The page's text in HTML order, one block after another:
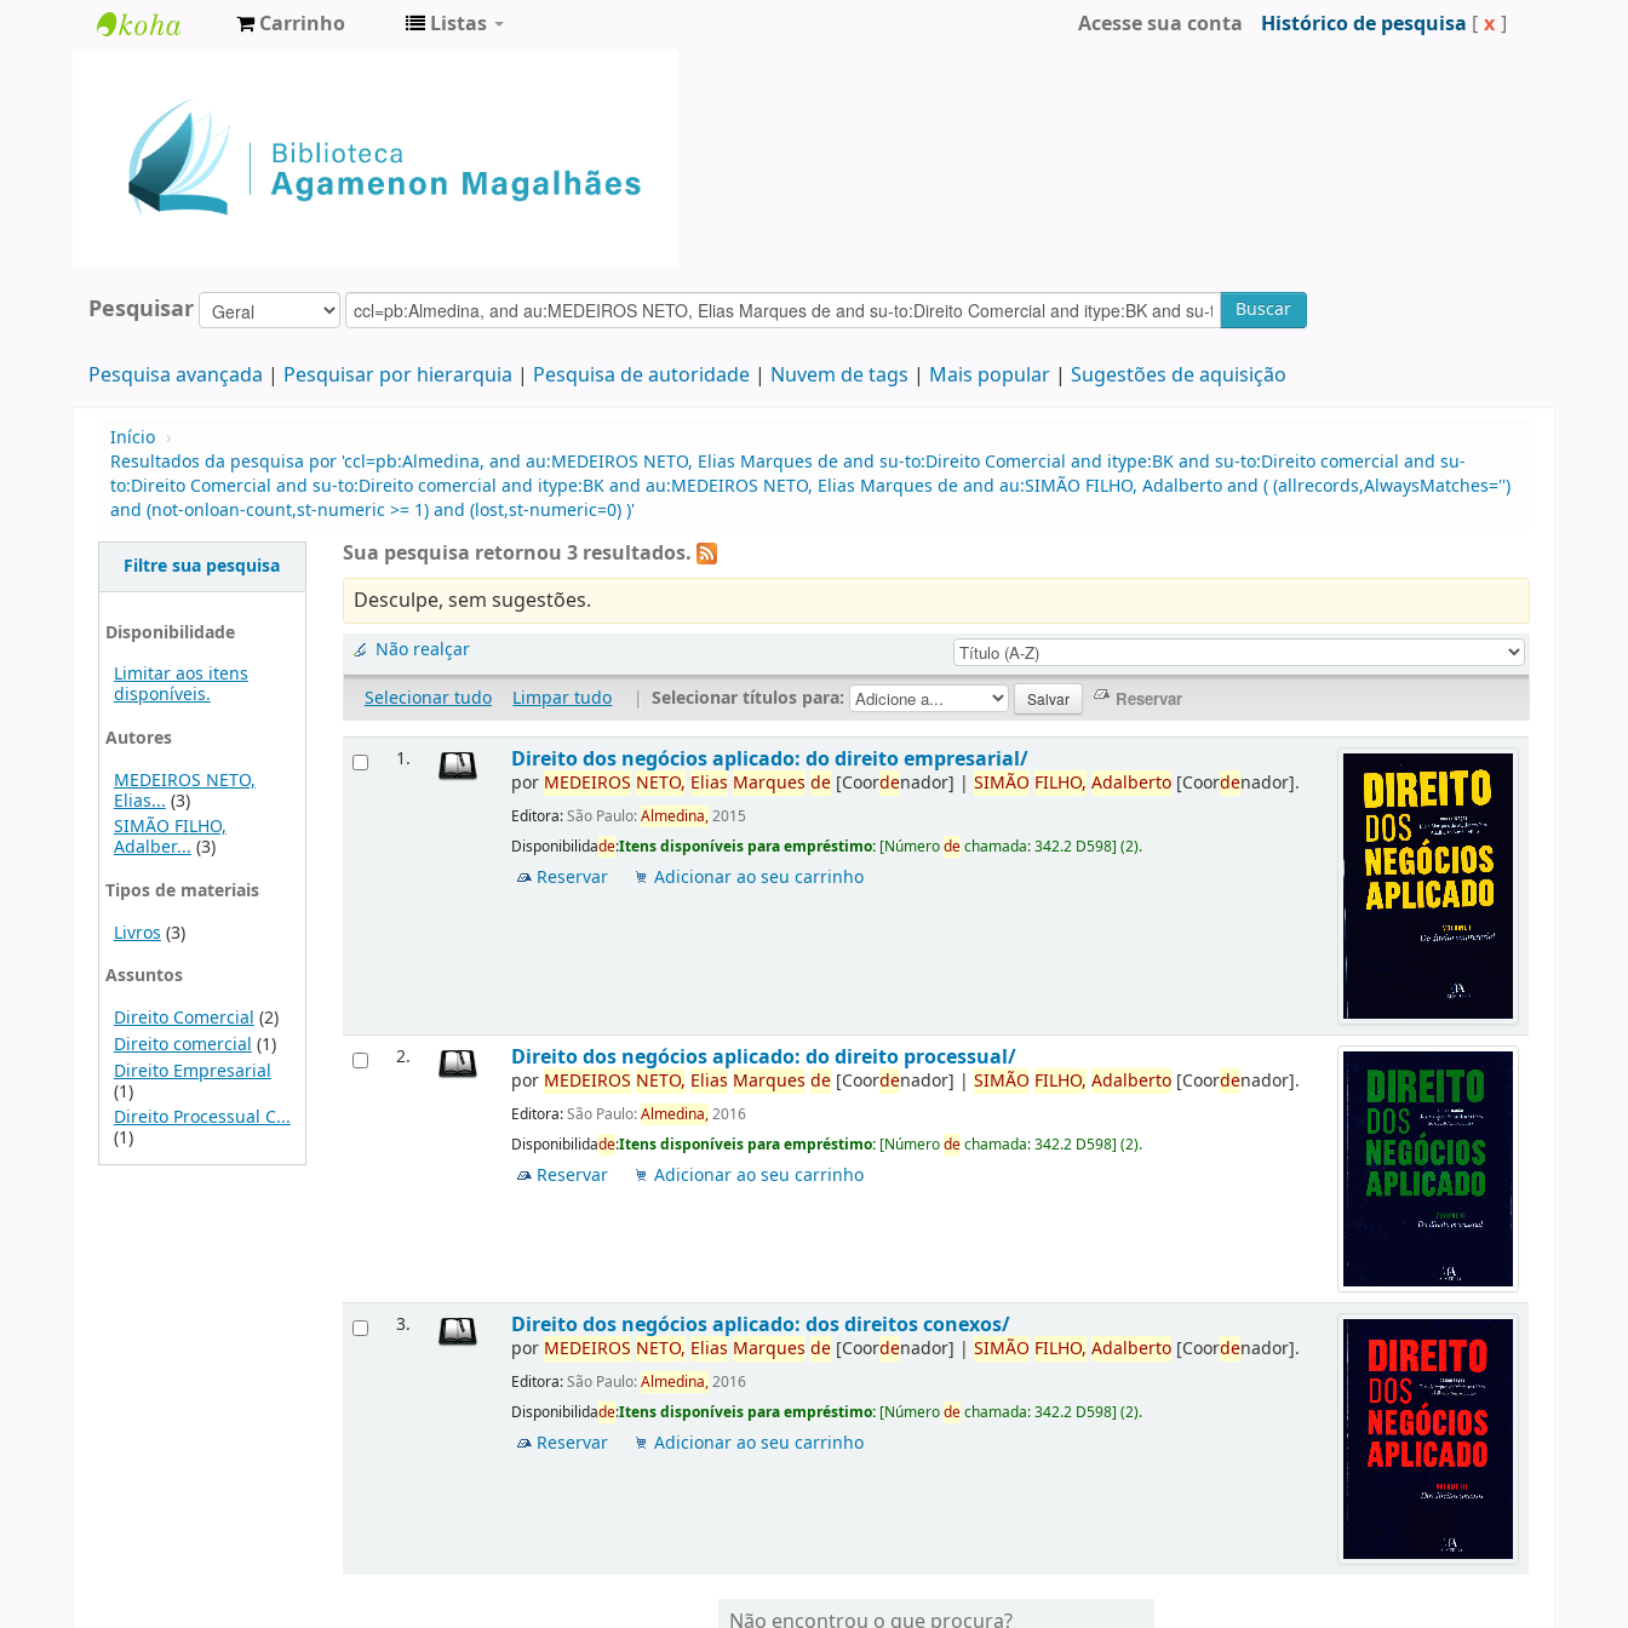
Agamenon
Magalhães
Carrinho Listas Acesse sua conta Histórico de pesquisa [ x ]
Pesquisar Buscar
Pesquisa avançada Pesquisar por hierarquia Pesquisa de autoridade Nuvem de tags Mais popular Sugestões de aquisição
Início ›
Resultados da pesquisa por 'ccl=pb:Almedina, and au:MEDEIROS NETO, Elias Marques de and su-to:Direito Comercial and itype:BK and su-to:Direito comercial and su-
to:Direito Comercial and su-to:Direito comercial and itype:BK and au:MEDEIROS NETO, Elias Marques de and au:SIMÃO FILHO, Adalberto and ( (allrecords,AlwaysMatches='')
and (not-onloan-count,st-numeric >= 1) and (lost,st-numeric=0) )'
Filtre sua pesquisa
Disponibilidade
Limitar aos itens
disponíveis.
Autores
MEDEIROS NETO,
Elias... (3)
SIMÃO FILHO,
Adalber...(3)
Tipos de materiais
Livros (3)
Assuntos
Direito Comercial (2)
Direito comercial (1)
Direito Empresarial
(1)
Direito Processual C...
(1)
Sua pesquisa retornou 3 resultados.
Desculpe, sem sugestões.
Não realçar
Selecionar tudo
Limpar tudo | Selecionar títulos para:
1. Direito dos negócios aplicado: do direito empresarial/
por MEDEIROS NETO, Elias Marques de [Coordenador] |SIMÃO FILHO, Adalberto [Coordenador].
Editora:São Paulo:Almedina,2015
Disponibilidade:Itens disponíveis para empréstimo: [Númerodechamada:342.2 D598](2).
Reservar Adicionar ao seu carrinho
2. Direito dos negócios aplicado: do direito processual/
por MEDEIROS NETO, Elias Marques de [Coordenador] |SIMÃO FILHO, Adalberto [Coordenador].
Editora:São Paulo:Almedina,2016
Disponibilidade:Itens disponíveis para empréstimo: [Númerodechamada:342.2 D598](2).
Reservar Adicionar ao seu carrinho
3. Direito dos negócios aplicado: dos direitos conexos/
por MEDEIROS NETO, Elias Marques de [Coordenador] |SIMÃO FILHO, Adalberto [Coordenador].
Editora:São Paulo:Almedina,2016
Disponibilidade:Itens disponíveis para empréstimo: [Númerodechamada:342.2 D598](2).
Reservar Adicionar ao seu carrinho